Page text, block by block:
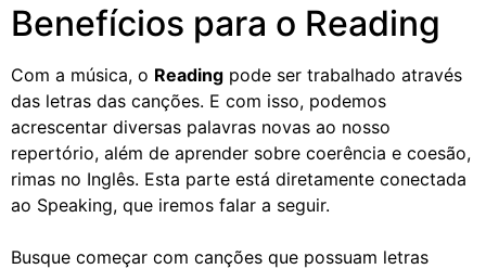
Benefícios para o Reading
Com a música, o Reading pode ser trabalhado através
das letras das canções. E com isso, podemos
acrescentar diversas palavras novas ao nosso
repertório, além de aprender sobre coerência e coesão,
rimas no Inglês. Esta parte está diretamente conectada
ao Speaking, que iremos falar a seguir.
Busque começar com canções que possuam letras